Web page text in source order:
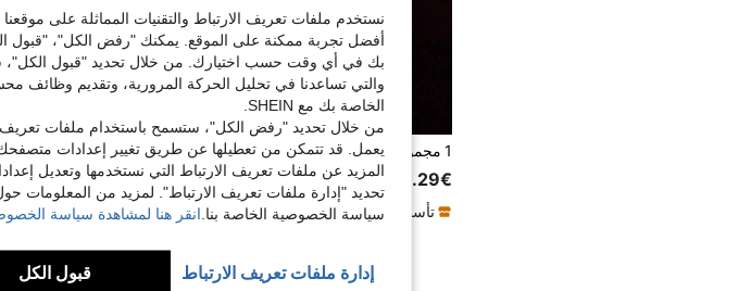
1 مجموعة قلادة وأقراط للفتيات بتصميم بسيط وأنيق من الفضة مع فيونكة مرصعة بالراينستون ولؤلؤ صناعي مضفر، تصميم فاخر عصري، مناسبة للزفاف والحفلات والارتداء اليومي
5.29€
تأسست منذ عام واحد
نستخدم ملفات تعريف الارتباط والتقنيات المماثلة على
أفضل تجربة ممكنة على الموقع. يمكنك "رفض الكل"، "قبول
بك في أي وقت حسب اختيارك. من خلال تحديد "قبول الكل"،
والتي تساعدنا في تحليل الحركة المرورية، وتقديم وظائف
الخاصة بك مع SHEIN.
من خلال تحديد "رفض الكل"، ستسمح باستخدام ملفات تعريف
يعمل. قد تتمكن من تعطيلها عن طريق تغيير إعدادات
المزيد عن ملفات تعريف الارتباط التي نستخدمها وتعديل
تحديد "إدارة ملفات تعريف الارتباط". لمزيد من المعلومات حول
سياسة الخصوصية الخاصة بنا. انقر هنا لمشاهدة سياسة
إدارة ملفات تعريف الارتباط قبول الكل